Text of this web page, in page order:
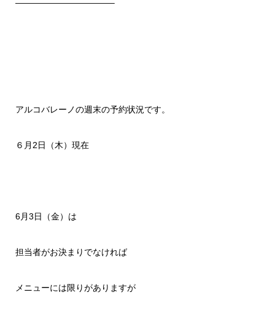
———————————–
アルコバレーノの週末の予約状況です。
６月2日（木）現在
6月3日（金）は
担当者がお決まりでなければ
メニューには限りがありますが